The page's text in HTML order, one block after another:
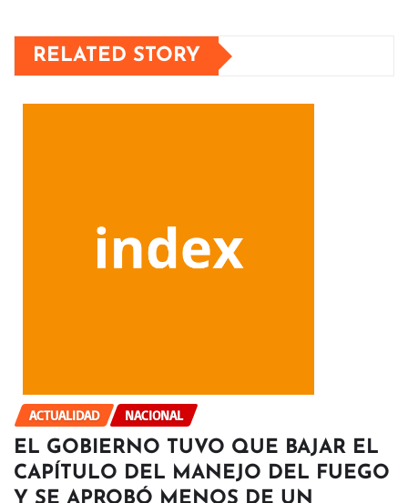
RELATED STORY
ACTUALIDAD NACIONAL
EL GOBIERNO TUVO QUE BAJAR EL
CAPÍTULO DEL MANEJO DEL FUEGO